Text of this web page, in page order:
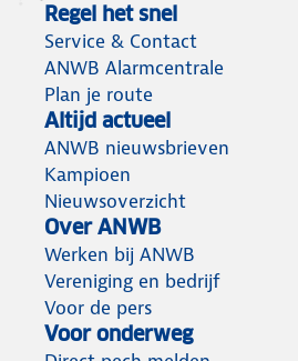
Regel het snel
Service & Contact
ANWB Alarmcentrale
Plan je route
Altijd actueel
ANWB nieuwsbrieven
Kampioen
Nieuwsoverzicht
Over ANWB
Werken bij ANWB
Vereniging en bedrijf
Voor de pers
Voor onderweg